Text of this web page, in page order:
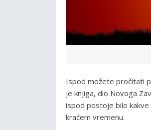
Ispod možete pročitati
je knjiga, dio Novoga
ispod postoje bilo
kraćem vremenu.